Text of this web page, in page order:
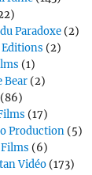
Paradoxe (2)
(2)
(1)
Bear (2)
(86)
(17)
Production (5)
(6)
Vidéo (173)